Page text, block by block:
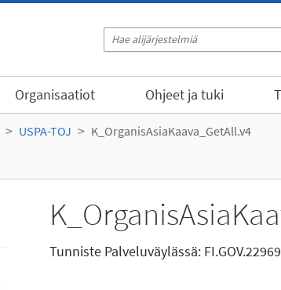
Organisaatiot Ohjeet ja tuki
USPA-TOJ K_OrganisAsiaKaava_GetAll.v4
Tunniste Palveluväylässä: